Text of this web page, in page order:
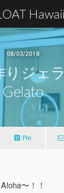
Hawaii
08/03/2018
りジェ
Gelato
Pin
Aloha〜！！